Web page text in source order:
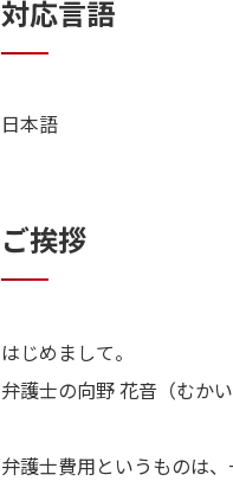
対応言語
日本語
ご挨拶
はじめまして。
弁護士の向野 花音（むか
弁護士費用というものは